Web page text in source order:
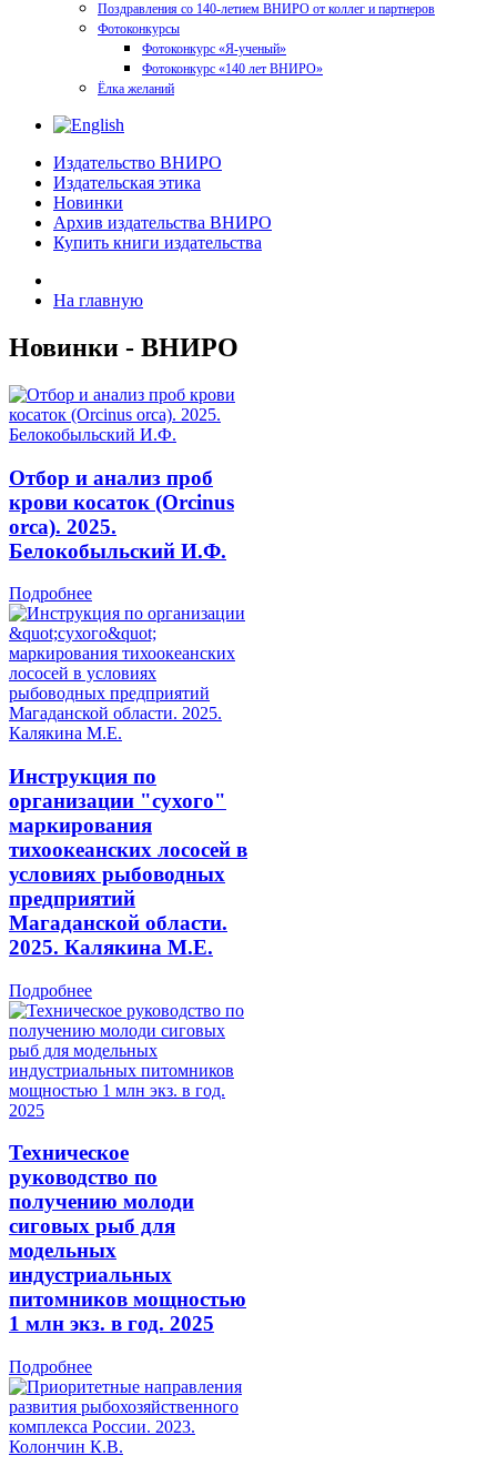
Поздравления со 140-летием ВНИРО от коллег и партнеров
Фотоконкурсы
Фотоконкурс «Я-ученый»
Фотоконкурс «140 лет ВНИРО»
Ёлка желаний
Издательство ВНИРО
Издательская этика
Новинки
Архив издательства ВНИРО
Купить книги издательства
На главную
Новинки - ВНИРО
Отбор и анализ проб
крови косаток (Orcinus
orca). 2025.
Белокобыльский И.Ф.
Подробнее
Инструкция по
организации "сухого"
маркирования
тихоокеанских лососей в
условиях рыбоводных
предприятий
Магаданской области.
2025. Калякина М.Е.
Подробнее
Техническое
руководство по
получению молоди
сиговых рыб для
модельных
индустриальных
питомников мощностью
1 млн экз. в год. 2025
Подробнее